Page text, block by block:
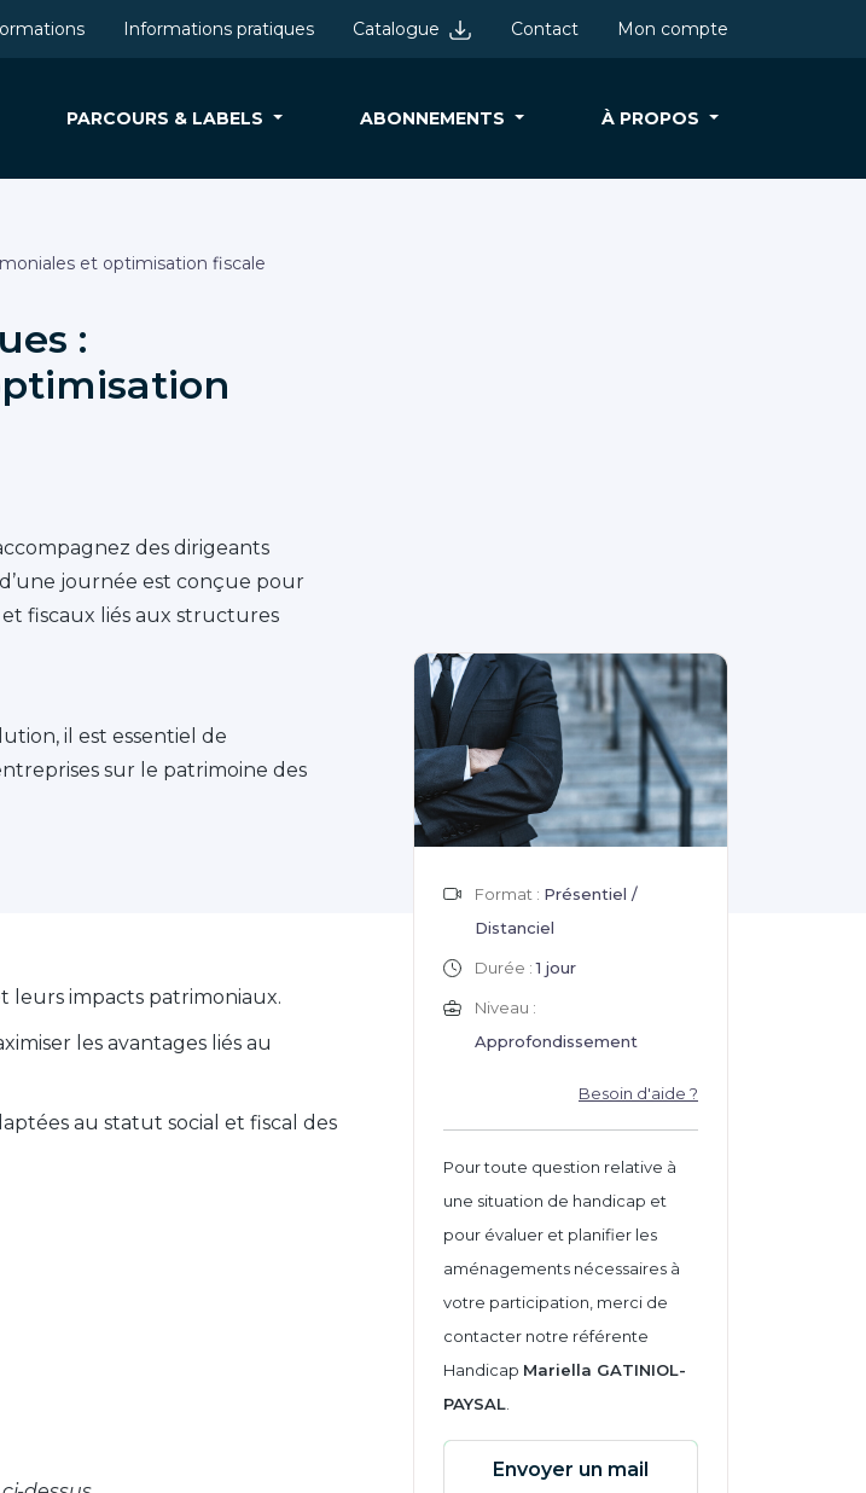
Informations pratiques Catalogue Contact Mon compte
PARCOURS & LABELS ABONNEMENTS À PROPOS
et optimisation fiscale
:
des dirigeants
journée est conçue pour
fiscaux liés aux structures
il est essentiel de
sur le patrimoine des
leurs impacts patrimoniaux.
les avantages liés au
au statut social et fiscal des
Format : Présentiel /
Distanciel
Durée :1 jour
Niveau :
Approfondissement
Besoin d'aide ?
Pour toute question relative à
une situation de handicap et
pour évaluer et planifier les
aménagements nécessaires à
votre participation, merci de
contacter notre référente
Handicap Mariella GATINIOL-
PAYSAL
Envoyer un mail